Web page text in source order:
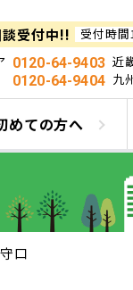
受付中!!
受付時間
0120-64-9403 近
0120-64-9404 九
めての方へ
ス
口